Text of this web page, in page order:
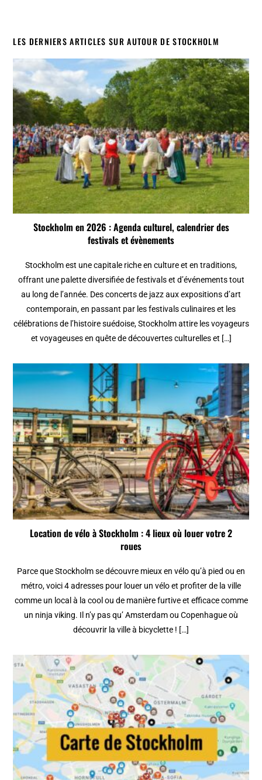
LES DERNIERS ARTICLES SUR AUTOUR DE STOCKHOLM
Stockholm en 2026 : Agenda culturel, calendrier des
festivals et évènements
Stockholm est une capitale riche en culture et en traditions,
offrant une palette diversifiée de festivals et d’événements tout
au long de l’année. Des concerts de jazz aux expositions d’art
contemporain, en passant par les festivals culinaires et les
célébrations de l’histoire suédoise, Stockholm attire les voyageurs
et voyageuses en quête de découvertes culturelles et […]
Location de vélo à Stockholm : 4 lieux où louer votre 2
roues
Parce que Stockholm se découvre mieux en vélo qu’à pied ou en
métro, voici 4 adresses pour louer un vélo et profiter de la ville
comme un local à la cool ou de manière furtive et efficace comme
un ninja viking. Il n’y pas qu’ Amsterdam ou Copenhague où
découvrir la ville à bicyclette ! […]